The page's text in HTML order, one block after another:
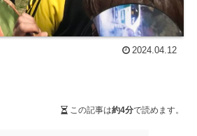
2024.04.12
この記事は約4分で読めます。